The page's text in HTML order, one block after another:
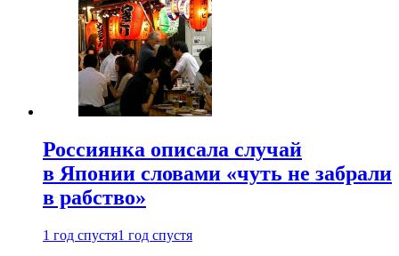
Россиянка описала случай
в Японии словами «чуть не забрали
в рабство»
1 год спустя1 год спустя